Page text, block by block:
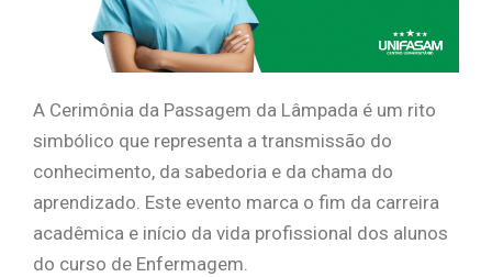
A Cerimônia da Passagem da Lâmpada é um rito
simbólico que representa a transmissão do
conhecimento, da sabedoria e da chama do
aprendizado. Este evento marca o fim da carreira
acadêmica e início da vida profissional dos alunos
do curso de Enfermagem.